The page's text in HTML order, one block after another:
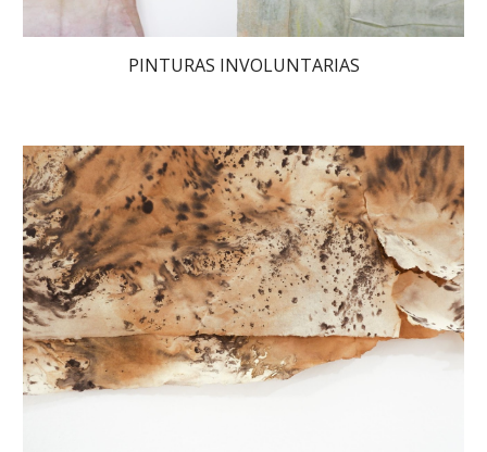
PINTURAS INVOLUNTARIAS